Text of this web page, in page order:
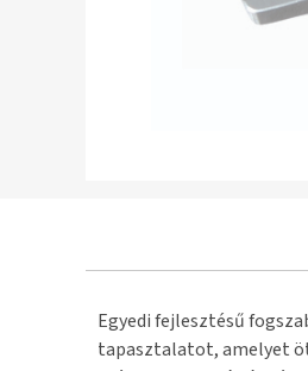
Egyedi fejlesztésű
tapasztalatot, amelyet